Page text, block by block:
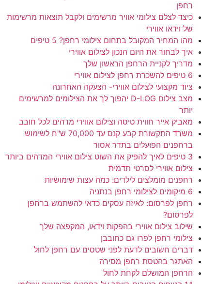
רחפן
כיצד לצלם צילומי אוויר מרשימים ולקבל תוצאות מרשימות
של וידאו אווירי
מהו המחיר המקובל בתחום צילומי רחפן? 5 טיפים
איך לבחור את היום הנכון לצילום אווירי
מדריך לקניית הרחפן הראשון שלך
6 טיפים להשכרת רחפן לצילום אווירי
ציוד מקצועי לצילום אווירי- הצעקה האחרונה
מצב צילום D-LOG יהפוך לך את הצילומים למרשימים
יותר
מאביק אייר חווית טיסה וצילום אווירי מדהים לכל חובב
משרד התקשורת קבע קנס עד 70,000 ש"ח לשימוש
ברחפנים הפועלים בתדר אסור
3 טיפים לאיך להפיק את השוט צילום אווירי המדהים ביותר
צילום אווירי לסרטי תדמית
רחפנים מומלצים לילדים: כמה עצות שימושיות
6 מיקומים לצילומי רחפן בנתניה
רחפן לפרסום: לאיזה עסקים כדאי להשתמש ברחפן
לפרסום?
שילוב צילום אווירי בהפקות וידאו, המקפצה שלך
צילומי רחפן לפרו גם כחובבן
דברים חשובים לדעת לפני שטסים עם רחפן לחול
האתגר בהטסת רחפן מסירה
הרחפן המושלם לקחת לחול